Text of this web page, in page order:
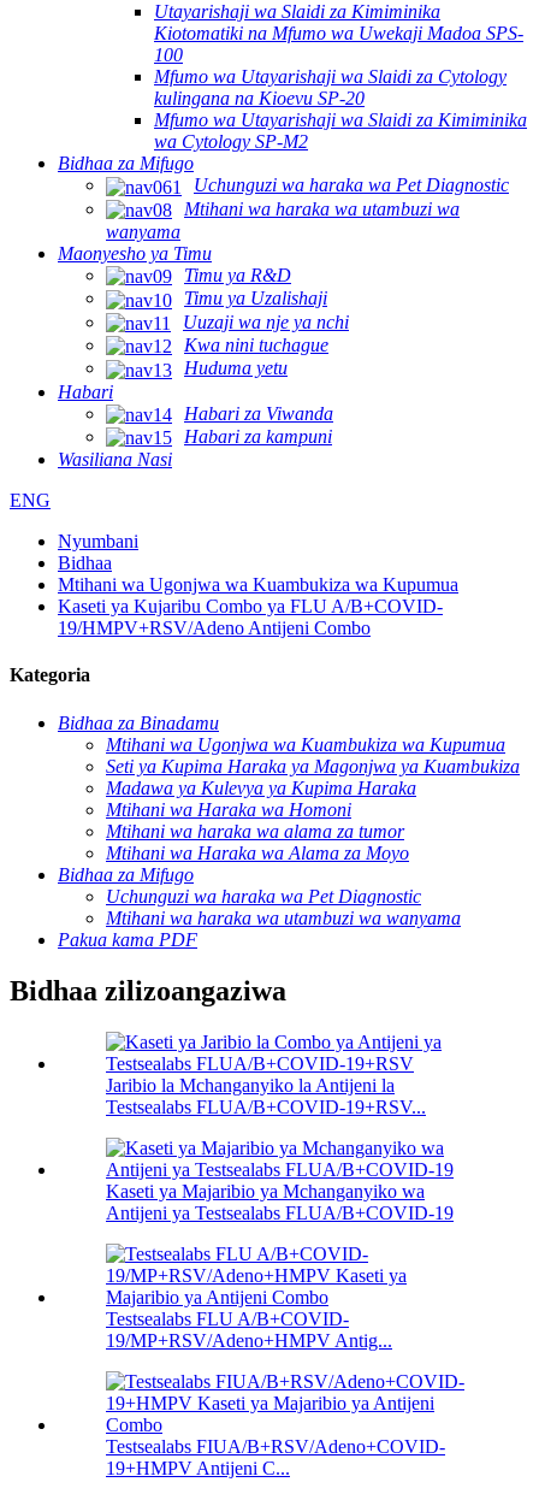
Utayarishaji wa Slaidi za Kimiminika
Kiotomatiki na Mfumo wa Uwekaji Madoa SPS-
100
Mfumo wa Utayarishaji wa Slaidi za Cytology
kulingana na Kioevu SP-20
Mfumo wa Utayarishaji wa Slaidi za Kimiminika
wa Cytology SP-M2
Bidhaa za Mifugo
Uchunguzi wa haraka wa Pet Diagnostic
Mtihani wa haraka wa utambuzi wa
wanyama
Maonyesho ya Timu
Timu ya R&D
Timu ya Uzalishaji
Uuzaji wa nje ya nchi
Kwa nini tuchague
Huduma yetu
Habari
Habari za Viwanda
Habari za kampuni
Wasiliana Nasi
ENG
Nyumbani
Bidhaa
Mtihani wa Ugonjwa wa Kuambukiza wa Kupumua
Kaseti ya Kujaribu Combo ya FLU A/B+COVID-
19/HMPV+RSV/Adeno Antijeni Combo
Kategoria
Bidhaa za Binadamu
Mtihani wa Ugonjwa wa Kuambukiza wa Kupumua
Seti ya Kupima Haraka ya Magonjwa ya Kuambukiza
Madawa ya Kulevya ya Kupima Haraka
Mtihani wa Haraka wa Homoni
Mtihani wa haraka wa alama za tumor
Mtihani wa Haraka wa Alama za Moyo
Bidhaa za Mifugo
Uchunguzi wa haraka wa Pet Diagnostic
Mtihani wa haraka wa utambuzi wa wanyama
Pakua kama PDF
Bidhaa zilizoangaziwa
Jaribio la Mchanganyiko la Antijeni la
Testsealabs FLUA/B+COVID-19+RSV...
Kaseti ya Majaribio ya Mchanganyiko wa
Antijeni ya Testsealabs FLUA/B+COVID-19
Testsealabs FLU A/B+COVID-
19/MP+RSV/Adeno+HMPV Antig...
Testsealabs FIUA/B+RSV/Adeno+COVID-
19+HMPV Antijeni C...